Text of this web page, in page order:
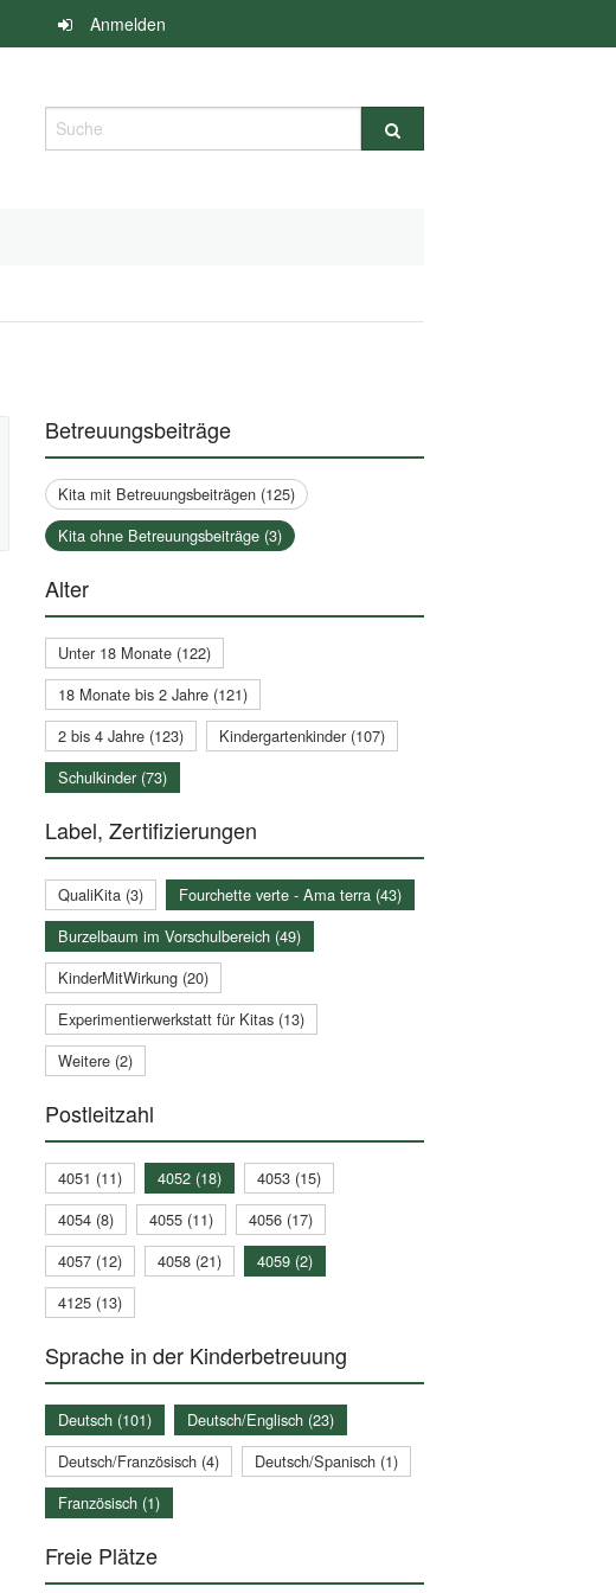
Anmelden
Suche
Betreuungsbeiträge
Kita mit Betreuungsbeiträgen (125)
Kita ohne Betreuungsbeiträge (3)
Alter
Unter 18 Monate (122)
18 Monate bis 2 Jahre (121)
2 bis 4 Jahre (123)
Kindergartenkinder (107)
Schulkinder (73)
Label, Zertifizierungen
QualiKita (3)
Fourchette verte - Ama terra (43)
Burzelbaum im Vorschulbereich (49)
KinderMitWirkung (20)
Experimentierwerkstatt für Kitas (13)
Weitere (2)
Postleitzahl
4051 (11) 4052 (18)
4053 (15)
4054 (8)
4055 (11)
4056 (17)
4057 (12)
4058 (21)
4059 (2)
4125 (13)
Sprache in der Kinderbetreuung
Deutsch (101)
Deutsch/Englisch (23)
Deutsch/Französisch (4)
Deutsch/Spanisch (1)
Französisch (1)
Freie Plätze